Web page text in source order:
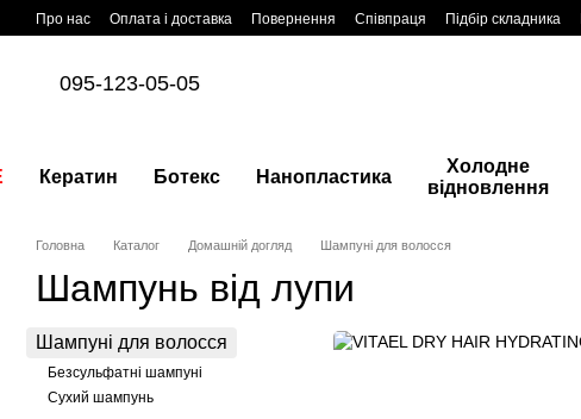
Перейти до основного контенту
Про нас Оплата і доставка Повернення Співпраця Підбір складника
095-123-05-05
Кератин Ботекс Нанопластика
Холодне
відновлення
Головна Каталог Домашній догляд Шампуні для волосся
Шампунь від лупи
Шампуні для волосся
Безсульфатні шампуні
Сухий шампунь